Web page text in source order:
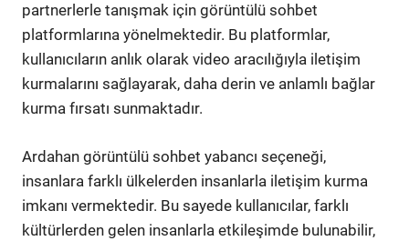
partnerlerle tanışmak için görüntülü sohbet
platformlarına yönelmektedir. Bu platformlar,
kullanıcıların anlık olarak video aracılığıyla iletişim
kurmalarını sağlayarak, daha derin ve anlamlı bağlar
kurma fırsatı sunmaktadır.
Ardahan görüntülü sohbet yabancı seçeneği,
insanlara farklı ülkelerden insanlarla iletişim kurma
imkanı vermektedir. Bu sayede kullanıcılar, farklı
kültürlerden gelen insanlarla etkileşimde bulunabilir,